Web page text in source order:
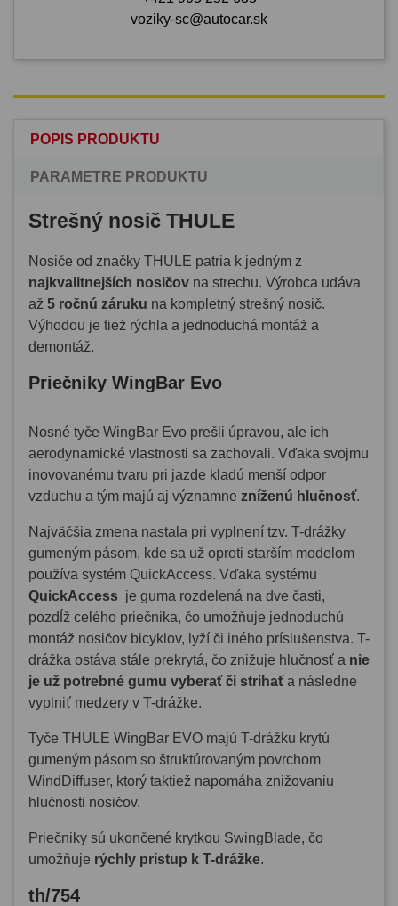
voziky-sc@autocar.sk
POPIS PRODUKTU
PARAMETRE PRODUKTU
Strešný nosič THULE
Nosiče od značky THULE patria k jedným z
najkvalitnejších nosičov na strechu. Výrobca udáva
až 5 ročnú záruku na kompletný strešný nosič.
Výhodou je tiež rýchla a jednoduchá montáž a
demontáž.
Priečniky WingBar Evo
Nosné tyče WingBar Evo prešli úpravou, ale ich
aerodynamické vlastnosti sa zachovali. Vďaka svojmu
inovovanému tvaru pri jazde kladú menší odpor
vzduchu a tým majú aj významne zníženú hlučnosť.
Najväčšia zmena nastala pri vyplnení tzv. T-drážky
gumeným pásom, kde sa už oproti starším modelom
používa systém QuickAccess. Vďaka systému
QuickAccess je guma rozdelená na dve časti,
pozdĺž celého priečnika, čo umožňuje jednoduchú
montáž nosičov bicyklov, lyží či iného príslušenstva. T-
drážka ostáva stále prekrytá, čo znižuje hlučnosť a nie
je už potrebné gumu vyberať či strihaťa následne
vyplniť medzery v T-drážke.
Tyče THULE WingBar EVO majú T-drážku krytú
gumeným pásom so štruktúrovaným povrchom
WindDiffuser, ktorý taktiež napomáha znižovaniu
hlučnosti nosičov.
Priečniky sú ukončené krytkou SwingBlade, čo
umožňuje rýchly prístup k T-drážke.
th/754